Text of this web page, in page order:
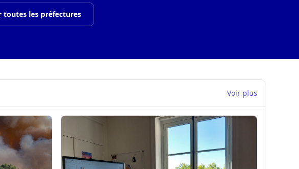
toutes les préfectures
Voir plus